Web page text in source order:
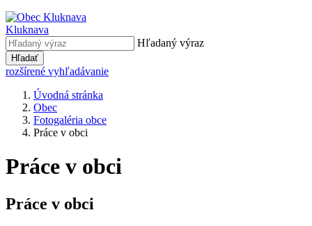
Kluknava
Hľadaný výraz
Hľadať
rozšírené vyhľadávanie
Úvodná stránka
Obec
Fotogaléria obce
Práce v obci
Práce v obci
Práce v obci